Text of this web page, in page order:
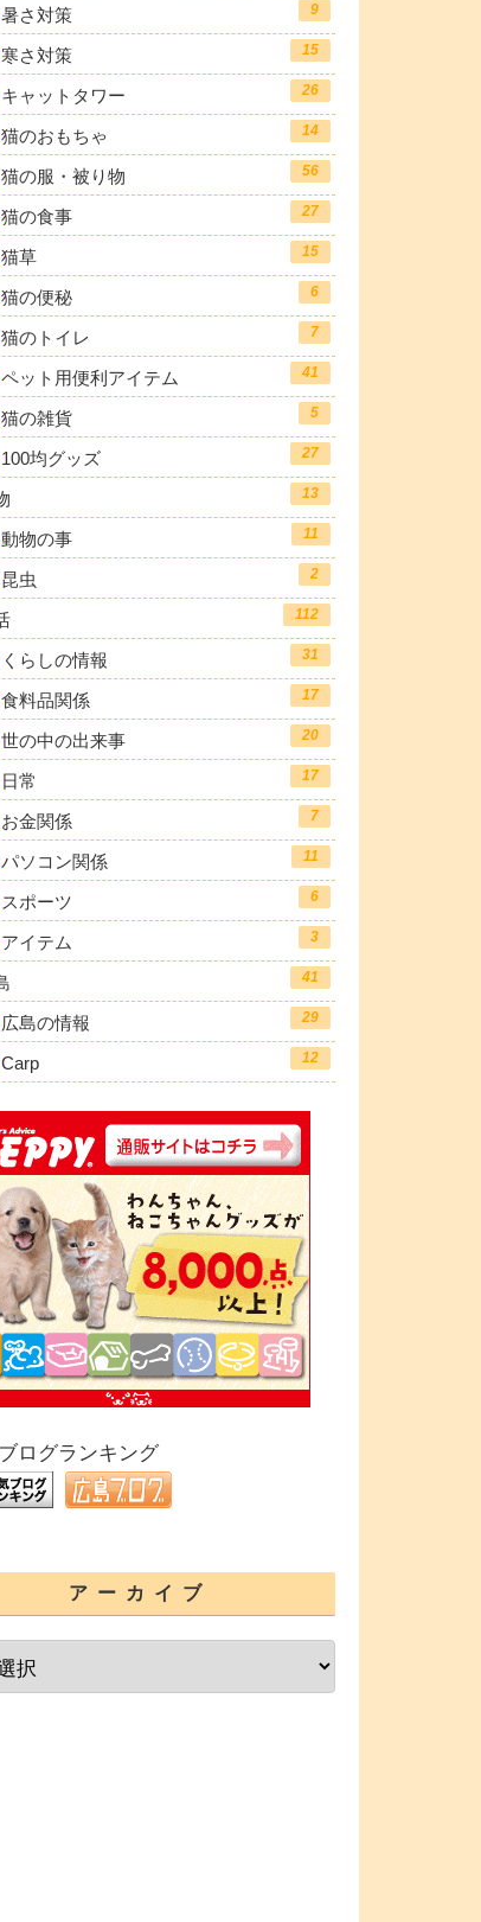
暑さ対策 9
寒さ対策 15
キャットタワー 26
猫のおもちゃ 14
猫の服・被り物 56
猫の食事 27
猫草 15
猫の便秘 6
猫のトイレ 7
ペット用便利アイテム 41
猫の雑貨 5
100均グッズ 27
13
動物の事 11
昆虫 2
112
くらしの情報 31
食料品関係 17
世の中の出来事 20
日常 17
お金関係 7
パソコン関係 11
スポーツ 6
アイテム 3
41
広島の情報 29
Carp 12
ログランキング
アーカイブ